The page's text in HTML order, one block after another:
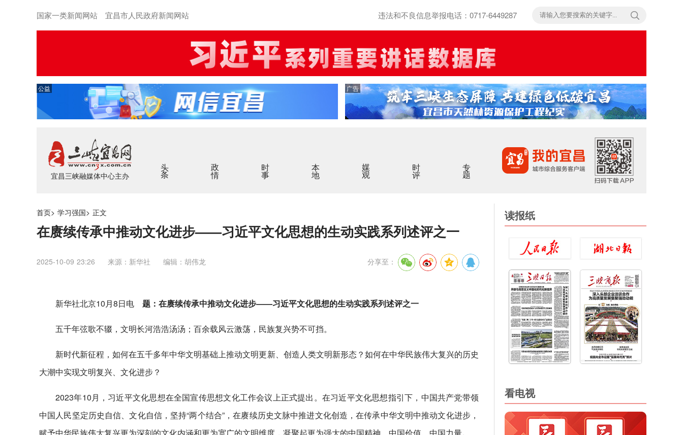
国家一类新闻网站 宜昌市人民政府新闻网站 违法和不良信息举报电话：0717-6449287
公益 广告
宜昌三峡融媒体中心主办
头条 政情 时事 本地 媒观 时评 专题
首页> 学习强国> 正文
在赓续传承中推动文化进步——习近平文化思想的生动实践系列述评之一
2025-10-09 23:26 来源：​新华社 编辑：胡伟龙 分享至：
新华社北京10月8日电题：在赓续传承中推动文化进步——习近平文化思想的生动实践系列述评之一
五千年弦歌不辍，文明长河浩浩汤汤；百余载风云激荡，民族复兴势不可挡。
新时代新征程，如何在五千多年中华文明基础上推动文明更新、创造人类文明新形态？如何在中华民族伟大复兴的历史
大潮中实现文明复兴、文化进步？
2023年10月，习近平文化思想在全国宣传思想文化工作会议上正式提出。在习近平文化思想指引下，中国共产党带领
中国人民坚定历史自信、文化自信，坚持“两个结合”，在赓续历史文脉中推进文化创造，在传承中华文明中推动文化进步，
读报纸
看电视